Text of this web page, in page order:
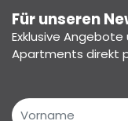
Für unseren
Exklusive Angebote
Apartments direkt